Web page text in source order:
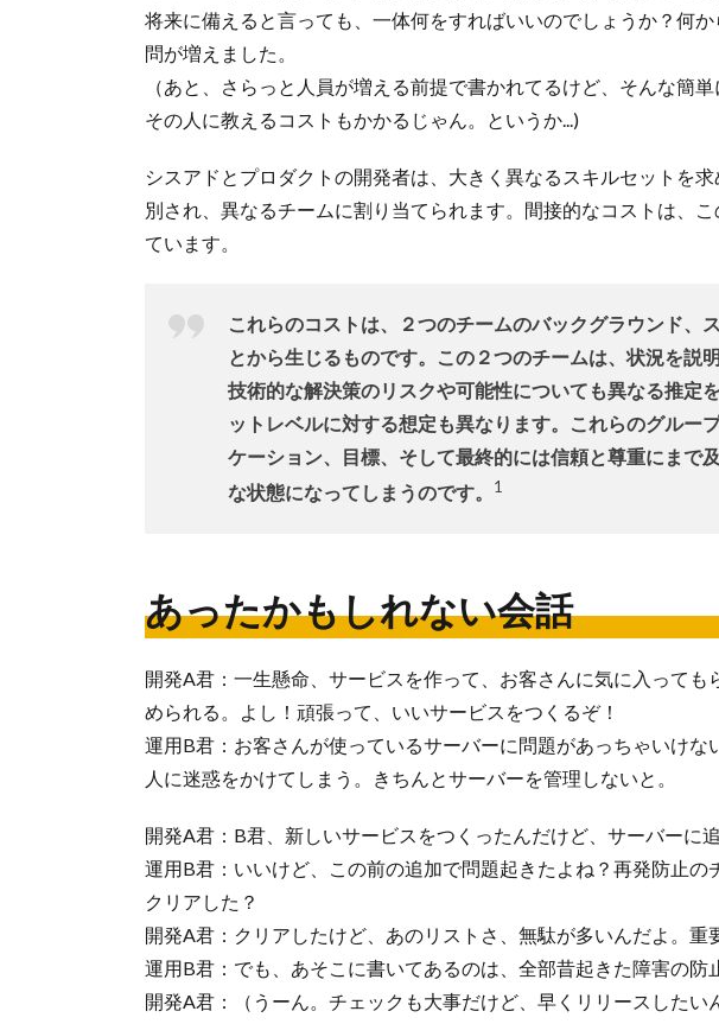
将来に備えると言っても、一体何をすればいいのでしょうか？何
問が増えました。
（あと、さらっと人員が増える前提で書かれてるけど、そんな簡
その人に教えるコストもかかるじゃん。というか...)
シスアドとプロダクトの開発者は、大きく異なるスキルセットを
別され、異なるチームに割り当てられます。間接的なコストは、
ています。
これらのコストは、２つのチームのバックグラウンド、
とから生じるものです。この２つのチームは、状況を説
技術的な解決策のリスクや可能性についても異なる推定
ットレベルに対する想定も異なります。これらのグルー
ケーション、目標、そして最終的には信頼と尊重にまで
な状態になってしまうのです。
1
あったかもしれない会話
開発A君：一生懸命、サービスを作って、お客さんに気に入って
められる。よし！頑張って、いいサービスをつくるぞ！
運用B君：お客さんが使っているサーバーに問題があっちゃいけ
人に迷惑をかけてしまう。きちんとサーバーを管理しないと。
開発A君：B君、新しいサービスをつくったんだけど、サーバーに
運用B君：いいけど、この前の追加で問題起きたよね？再発防止
クリアした？
開発A君：クリアしたけど、あのリストさ、無駄が多いんだよ。重
運用B君：でも、あそこに書いてあるのは、全部昔起きた障害の防
開発A君：（うーん。チェックも大事だけど、早くリリースしたい